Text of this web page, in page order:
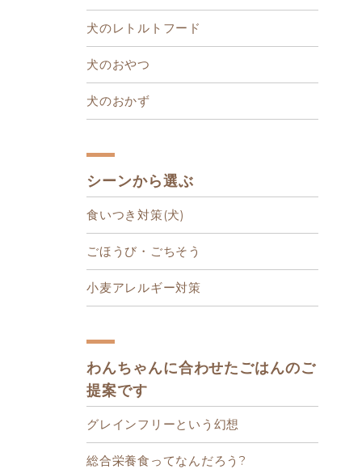
犬のレトルトフード
犬のおやつ
犬のおかず
シーンから選ぶ
食いつき対策(犬)
ごほうび・ごちそう
小麦アレルギー対策
わんちゃんに合わせたごはんのご
提案です
グレインフリーという幻想
総合栄養食ってなんだろう?